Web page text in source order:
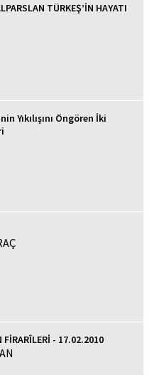
TÜRKEŞ’İN HAYATI
Yıkılışını Öngören İki
FİRARÎLERİ - 17.02.2010